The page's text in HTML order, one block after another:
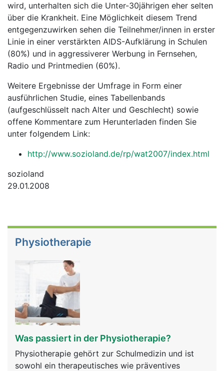
wird, unterhalten sich die Unter-30jährigen eher selten
über die Krankheit. Eine Möglichkeit diesem Trend
entgegenzuwirken sehen die Teilnehmer/innen in erster
Linie in einer verstärkten AIDS-Aufklärung in Schulen
(80%) und in aggressiverer Werbung in Fernsehen,
Radio und Printmedien (60%).
Weitere Ergebnisse der Umfrage in Form einer
ausführlichen Studie, eines Tabellenbands
(aufgeschlüsselt nach Alter und Geschlecht) sowie
offene Kommentare zum Herunterladen finden Sie
unter folgendem Link:
http://www.sozioland.de/rp/wat2007/index.html
sozioland
29.01.2008
Physiotherapie
Was passiert in der Physiotherapie?
Physiotherapie gehört zur Schulmedizin und ist
sowohl ein therapeutisches wie präventives